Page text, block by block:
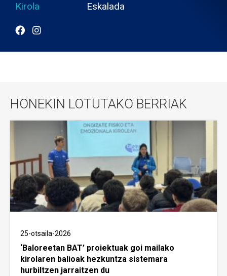
Kirola
Eskalada
HONEKIN LOTUTAKO BERRIAK
25-otsaila-2026
‘Baloreetan BAT’ proiektuak goi mailako
kirolaren balioak hezkuntza sistemara
hurbiltzen jarraitzen du